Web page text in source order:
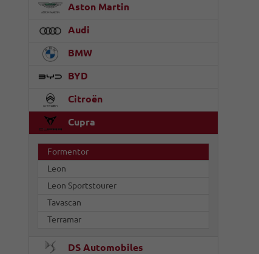
Aston Martin
Audi
BMW
BYD
Citroën
Cupra
Formentor
Leon
Leon Sportstourer
Tavascan
Terramar
DS Automobiles